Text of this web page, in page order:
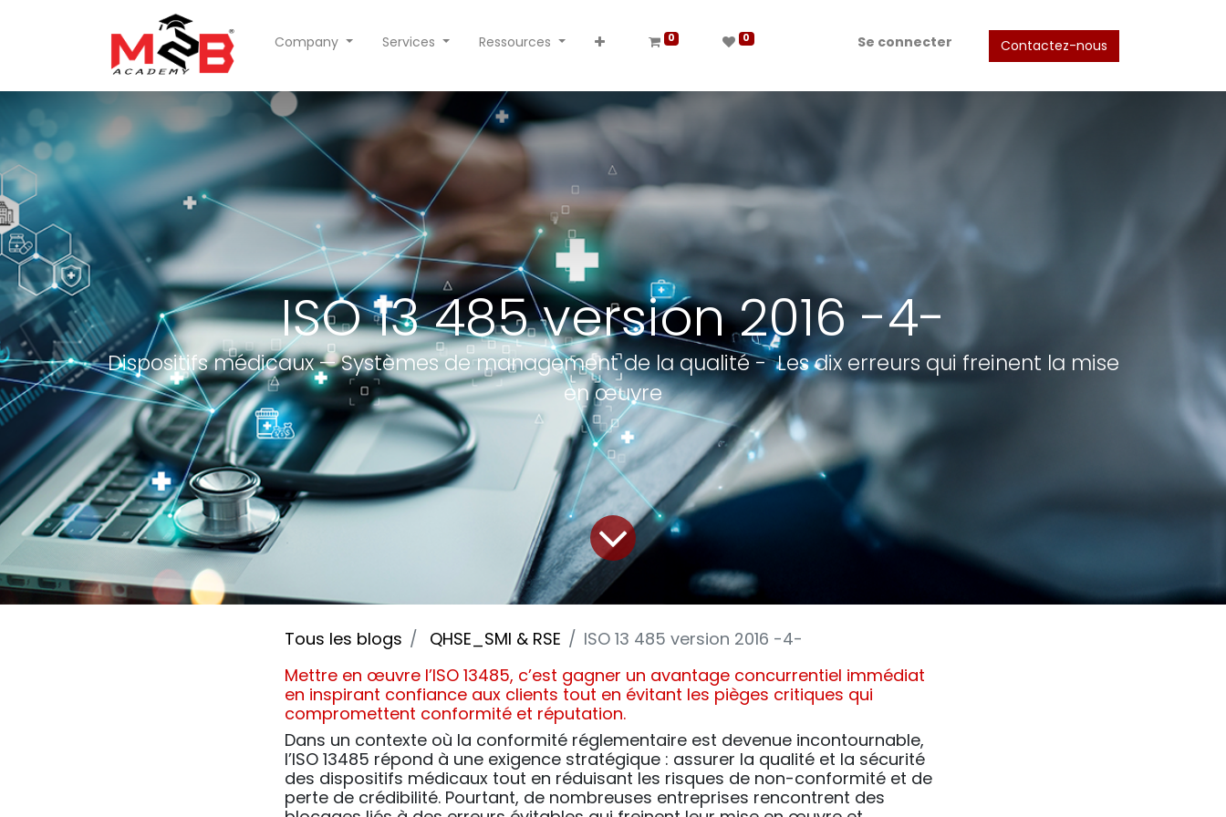
Company Services Ressources 0 0 Se connecter Contactez-nous
ISO 13 485 version 2016 -4-
Dispositifs médicaux — Systèmes de management de la qualité - Les dix erreurs qui freinent la mise
en œuvre
Tous les blogs QHSE_SMI & RSE
ISO 13 485 version 2016 -4-
Mettre en œuvre l’ISO 13485, c’est gagner un avantage concurrentiel immédiat
en inspirant confiance aux clients tout en évitant les pièges critiques qui
compromettent conformité et réputation.
Dans un contexte où la conformité réglementaire est devenue incontournable,
l’ISO 13485 répond à une exigence stratégique : assurer la qualité et la sécurité
des dispositifs médicaux tout en réduisant les risques de non-conformité et de
perte de crédibilité. Pourtant, de nombreuses entreprises rencontrent des